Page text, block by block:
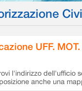
UFF.
l'indirizzo dell'ufficio
anche una